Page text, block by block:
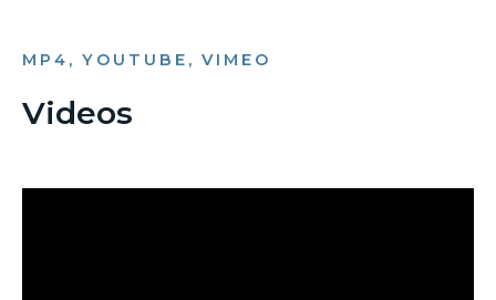
MP4, YOUTUBE, VIMEO
Videos